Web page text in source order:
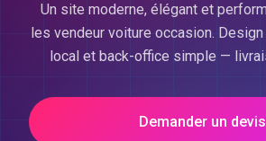
Un site moderne, élégant et
les vendeur voiture occasion. Design
local et back-office simple —
Demander un devis